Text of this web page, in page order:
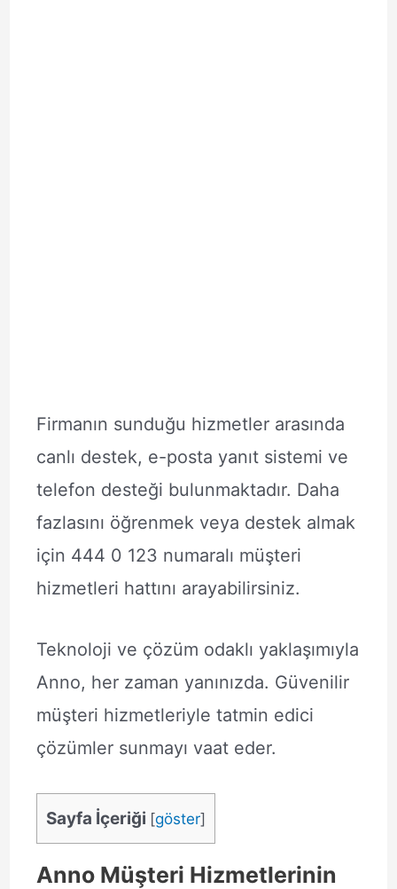
Firmanın sunduğu hizmetler arasında
canlı destek, e-posta yanıt sistemi ve
telefon desteği bulunmaktadır. Daha
fazlasını öğrenmek veya destek almak
için 444 0 123 numaralı müşteri
hizmetleri hattını arayabilirsiniz.
Teknoloji ve çözüm odaklı yaklaşımıyla
Anno, her zaman yanınızda. Güvenilir
müşteri hizmetleriyle tatmin edici
çözümler sunmayı vaat eder.
Sayfa İçeriği [göster]
Anno Müşteri Hizmetlerinin